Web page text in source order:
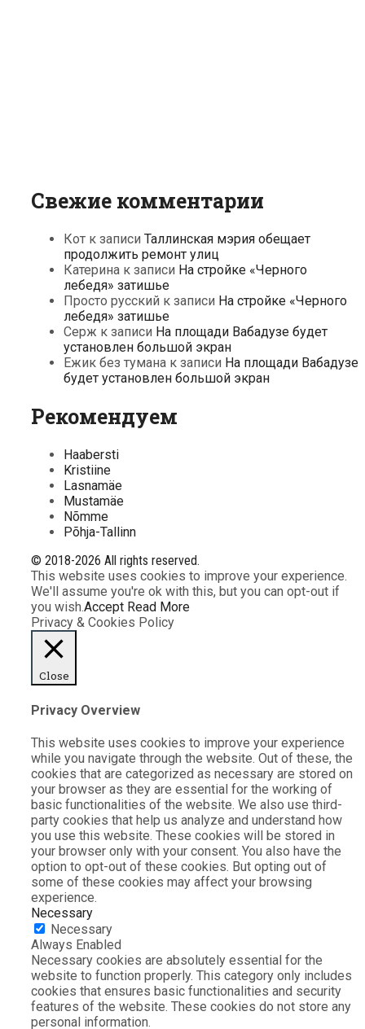
Свежие комментарии
Кот к записи Таллинская мэрия обещает
продолжить ремонт улиц
Катерина к записи На стройке «Черного
лебедя» затишье
Просто русский к записи На стройке «Черного
лебедя» затишье
Серж к записи На площади Вабадузе будет
установлен большой экран
Ежик без тумана к записи На площади Вабадузе
будет установлен большой экран
Рекомендуем
Haabersti
Kristiine
Lasnamäe
Mustamäe
Nõmme
Põhja-Tallinn
© 2018-2026 All rights reserved.
This website uses cookies to improve your experience.
We'll assume you're ok with this, but you can opt-out if
you wish.Accept Read More
Privacy & Cookies Policy
Close
Privacy Overview
This website uses cookies to improve your experience
while you navigate through the website. Out of these, the
cookies that are categorized as necessary are stored on
your browser as they are essential for the working of
basic functionalities of the website. We also use third-
party cookies that help us analyze and understand how
you use this website. These cookies will be stored in
your browser only with your consent. You also have the
option to opt-out of these cookies. But opting out of
some of these cookies may affect your browsing
experience.
Necessary
Necessary
Always Enabled
Necessary cookies are absolutely essential for the
website to function properly. This category only includes
cookies that ensures basic functionalities and security
features of the website. These cookies do not store any
personal information.